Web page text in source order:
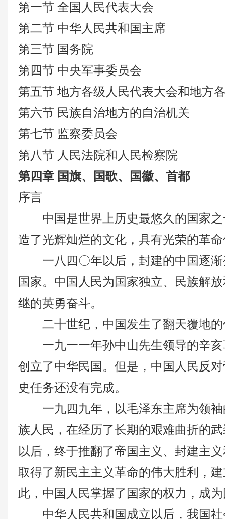
第一节 全国人民代表大会
第二节 中华人民共和国主席
第三节 国务院
第四节 中央军事委员会
第五节 地方各级人民代表大会和地方
第六节 民族自治地方的自治机关
第七节 监察委员会
第八节 人民法院和人民检察院
第四章 国旗、国歌、国徽、首都
序言
中国是世界上历史最悠久的国家之
造了光辉灿烂的文化，具有光荣的革
一八四〇年以后，封建的中国逐渐
国家。中国人民为国家独立、民族解
继的英勇奋斗。
二十世纪，中国发生了翻天覆地的
一九一一年孙中山先生领导的辛亥
创立了中华民国。但是，中国人民反
史任务还没有完成。
一九四九年，以毛泽东主席为领袖
族人民，在经历了长期的艰难曲折的
以后，终于推翻了帝国主义、封建主
取得了新民主主义革命的伟大胜利，
此，中国人民掌握了国家的权力，成
中华人民共和国成立以后，我国社